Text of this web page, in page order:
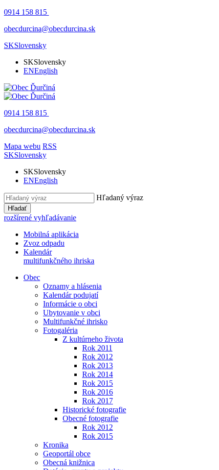
0914 158 815
obecdurcina@obecdurcina.sk
SKSlovensky
SKSlovensky
ENEnglish
0914 158 815
obecdurcina@obecdurcina.sk
Mapa webu RSS
SKSlovensky
SKSlovensky
ENEnglish
Hľadaný výraz
Hľadať
rozšírené vyhľadávanie
Mobilná aplikácia
Zvoz odpadu
Kalendár
multifunkčného ihriska
Obec
Oznamy a hlásenia
Kalendár podujatí
Informácie o obci
Ubytovanie v obci
Multifunkčné ihrisko
Fotogaléria
Z kultúrneho života
Rok 2011
Rok 2012
Rok 2013
Rok 2014
Rok 2015
Rok 2016
Rok 2017
Historické fotografie
Obecné fotografie
Rok 2012
Rok 2015
Kronika
Geoportál obce
Obecná knižnica